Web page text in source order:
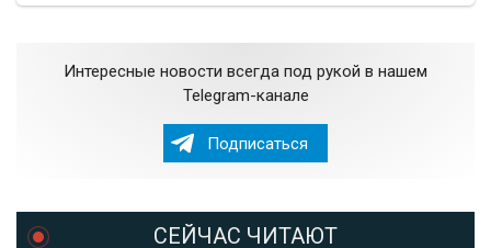
Интересные новости всегда под рукой в нашем
Telegram-канале
Подписаться
СЕЙЧАС ЧИТАЮТ